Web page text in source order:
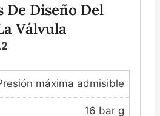
De Diseño Del
Válvula
máxima admisible
16 bar g